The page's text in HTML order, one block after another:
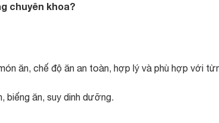
chuyên khoa?
ăn, chế độ ăn an toàn, hợp lý và phù hợp với
biếng ăn, suy dinh dưỡng.